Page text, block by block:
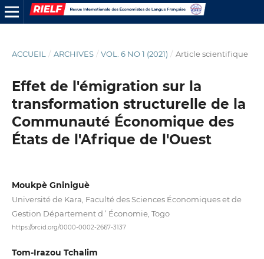
ACCUEIL / ARCHIVES / VOL. 6 NO 1 (2021) / Article scientifique
Effet de l'émigration sur la
transformation structurelle de la
Communauté Économique des
États de l'Afrique de l'Ouest
Moukpè Gniniguè
Université de Kara, Faculté des Sciences Économiques et de
Gestion Département d ’ Économie, Togo
https://orcid.org/0000-0002-2667-3137
Tom-Irazou Tchalim